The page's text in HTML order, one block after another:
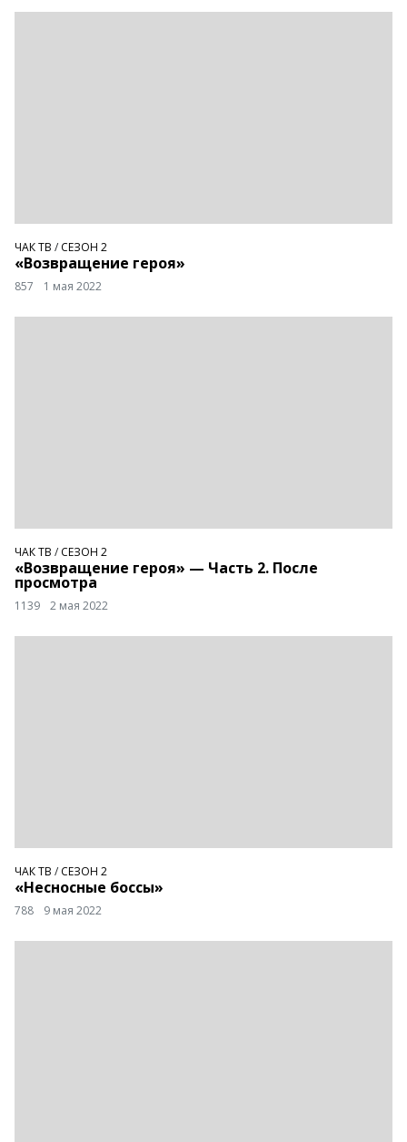
ЧАК ТВ / СЕЗОН 2
«Возвращение героя»
857 1 мая 2022
ЧАК ТВ / СЕЗОН 2
«Возвращение героя» — Часть 2. После
просмотра
1139 2 мая 2022
ЧАК ТВ / СЕЗОН 2
«Несносные боссы»
788 9 мая 2022